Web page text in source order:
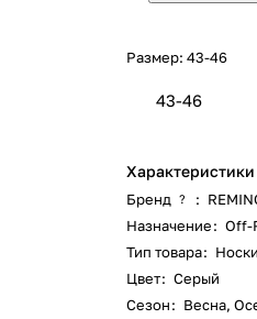
Размер:43-46
43-46
Характеристики
Бренд ? :
Назначение: Off-
Тип товара: Носки
Цвет: Серый
Сезон: Весна,